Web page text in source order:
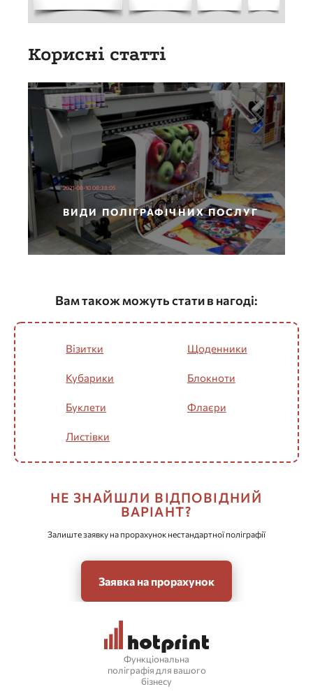
Корисні статті
2021-08-10 08:38:05
ВИДИ ПОЛІГРАФІЧНИХ ПОСЛУГ
Вам також можуть стати в нагоді:
Візитки
Кубарики
Буклети
Листівки
Щоденники
Блокноти
Флаєри
НЕ ЗНАЙШЛИ ВІДПОВІДНИЙ
ВАРІАНТ?
Залиште заявку на прорахунок нестандартної поліграфії
Заявка на прорахунок
Функціональна
поліграфія для вашого
бізнесу